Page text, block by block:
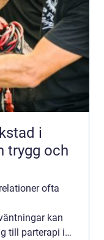
i
trygg och
ofta
kan
till parterapi i